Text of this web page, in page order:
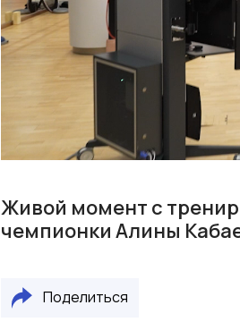
Живой момент с
чемпионки Алины
Поделиться